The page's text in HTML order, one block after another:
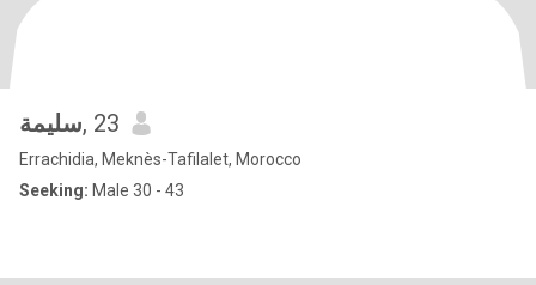
سليمة, 23
Errachidia, Meknès-Tafilalet, Morocco
Seeking: Male 30 - 43